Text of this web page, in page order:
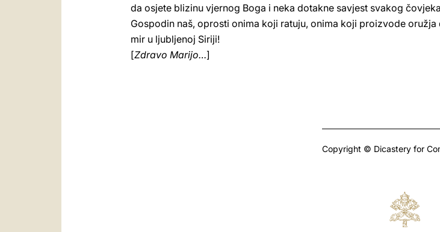
da osjete blizinu vjernog Boga i neka dotakne savjest svakog
Gospodin naš, oprosti onima koji ratuju, onima koji proizvode
mir u ljubljenoj Siriji!
[Zdravo Marijo…]
Copyright © Dicastery for